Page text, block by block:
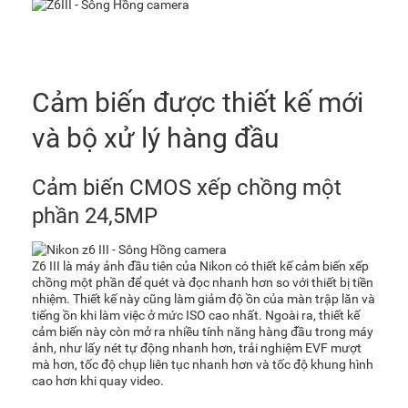
Cảm biến được thiết kế mới
và bộ xử lý hàng đầu
Cảm biến CMOS xếp chồng một
phần 24,5MP
Z6 III là máy ảnh đầu tiên của Nikon có thiết kế cảm biến xếp
chồng một phần để quét và đọc nhanh hơn so với thiết bị tiền
nhiệm. Thiết kế này cũng làm giảm độ ồn của màn trập lăn và
tiếng ồn khi làm việc ở mức ISO cao nhất. Ngoài ra, thiết kế
cảm biến này còn mở ra nhiều tính năng hàng đầu trong máy
ảnh, như lấy nét tự động nhanh hơn, trải nghiệm EVF mượt
mà hơn, tốc độ chụp liên tục nhanh hơn và tốc độ khung hình
cao hơn khi quay video.